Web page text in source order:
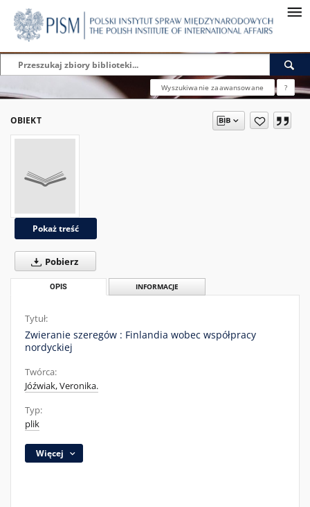
Wyszukiwanie zaawansowane ?
OBIEKT
Pokaż treść
Pobierz
OPIS INFORMACJE
Tytuł:
Zwieranie szeregów : Finlandia wobec współpracy
nordyckiej
Twórca:
Jóźwiak, Veronika.
Typ:
plik
Więcej